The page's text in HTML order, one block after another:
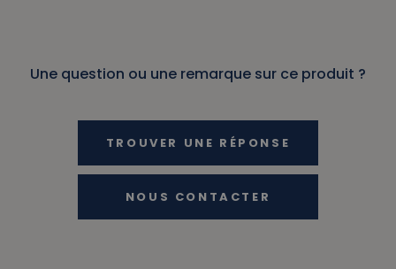
Une question ou une remarque sur ce produit ?
TROUVER UNE RÉPONSE
NOUS CONTACTER